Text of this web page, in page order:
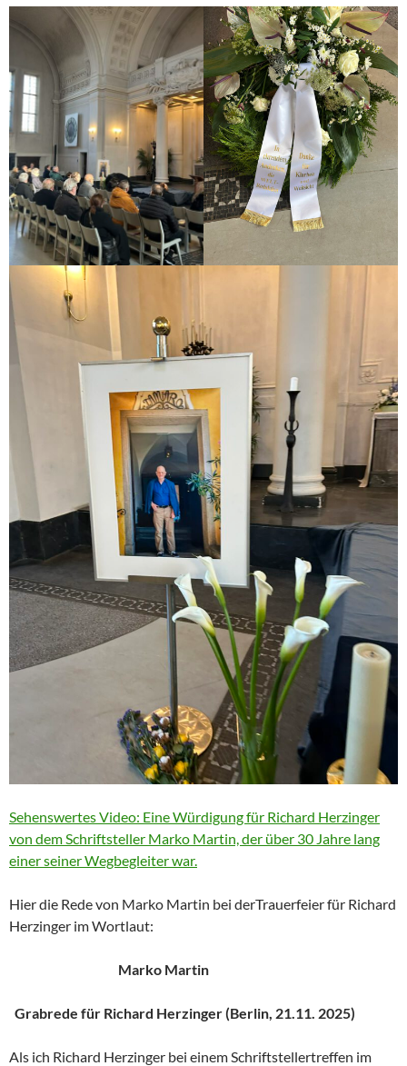
Sehenswertes Video: Eine Würdigung für Richard Herzinger
von dem Schriftsteller Marko Martin, der über 30 Jahre lang
einer seiner Wegbegleiter war.
Hier die Rede von Marko Martin bei derTrauerfeier für Richard
Herzinger im Wortlaut:
Marko Martin
Grabrede für Richard Herzinger (Berlin, 21.11. 2025)
Als ich Richard Herzinger bei einem Schriftstellertreffen im